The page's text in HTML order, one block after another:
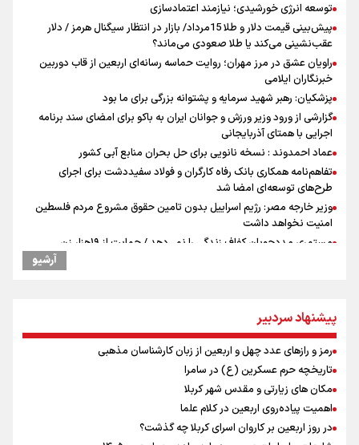
توسعه انرژی خورشیدی؛ نیازمند اعتمادسازی
پیش‌بینی قیمت دلار و طلا 15مرداد/ بازار در انتظار سیگنال هرمز / دلار
عقب‌نشینی می‌کند یا طلا صعودی می‌ماند؟
راویان عشق در مرز مهران؛ روایت حماسه‌ رسانه‌ای اربعین از قاب دوربین
خبرنگاران ایلامی
پزشکیان: رهبر شهید سرمایه و پشتوانه بزرگی برای ما بود
گزارشی از ورود وزیر ورزش و جوانان ایران به باکو برای امضای سند برنامه
اجرایی با همتای آذربایجانی
عماد احمدوند : نسخه نانویی برای حل بحران منابع آبی کشور
تفاهم‌نامه همکاری بانک رفاه کارگران و فولاد سفیددشت برای اجرای
طرح‌های توسعه‌ای امضا شد
وزیر خارجه مصر: رژیم اسراییل بدون تامین حقوق مشروع مردم فلسطین
امنیت نخواهد داشت
مستمری مددجویان کفاف زندگی را نمی‌دهد / حمایت از ۱۹هزار زن‌
ازهوش مصنوعی تا طلای مجازی/ شجیع: با نگاه بدبینانه هم نتایج هانگژو
را در ناگویا تکرار می‌کنیم+ فیلم
امیررضا غلامی، ملی پوش تکواندو : تمرکزم روی مسابقات پاکستان است نه
بازی های آسیایی
ارتش در آمادگی کامل قرار دارد/ توان رزم ارتش بی وقفه در حال ارتقا است
ونس: ایرانی‌ها مذاکره‌کنندگان سرسختی هستند
رادین زینالی، ملی پوش تکواندو : قدم به قدم تلاش می کنم تا به طلای
المپیک برسم
آرشیو
پیشنهاد سردبیر
رمز و رازهای عدد چهل و اربعین از زبان کارشناسان مذهبی
تاریخچه حرم عسکرین (ع) در سامرا
مکان های زیارتی و مقدس شهر کربلا
اهمیت پیاده‌روی اربعین در کلام علما
در روز اربعین بر کاروان اسرای کربلا چه گذشت؟